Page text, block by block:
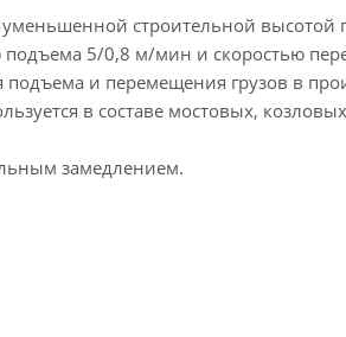
строительной высотой
подъема 5/0,8 м/мин и скоростью
и перемещения грузов в
в составе мостовых,
замедлением.